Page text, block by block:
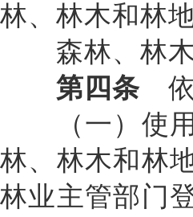
林、林木和林
森林、林木
第四条 依
（一）使用
林、林木和林
林业主管部门